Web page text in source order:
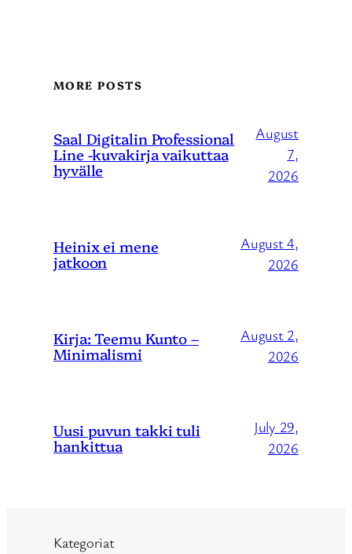
MORE POSTS
Saal Digitalin Professional
Line -kuvakirja vaikuttaa
hyvälle
August
7,
2026
Heinix ei mene
jatkoon
August 4,
2026
Kirja: Teemu Kunto –
Minimalismi
August 2,
2026
Uusi puvun takki tuli
hankittua
July 29,
2026
Kategoriat